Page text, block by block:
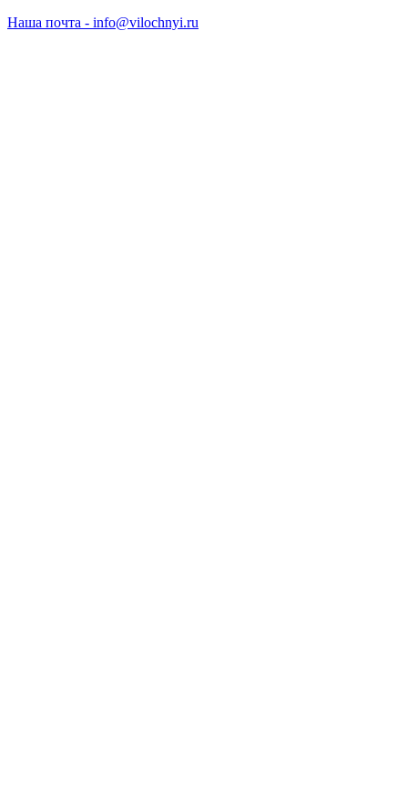
Наша почта - info@vilochnyi.ru